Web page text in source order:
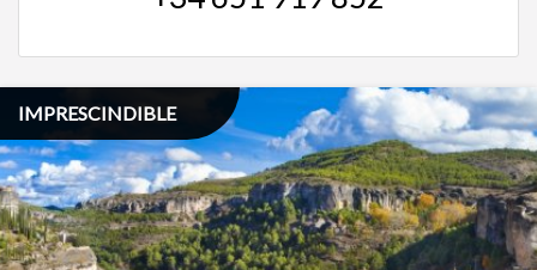
IMPRESCINDIBLE